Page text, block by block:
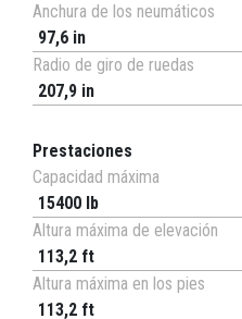
Anchura de los neumáticos
97,6 in
Radio de giro de ruedas
207,9 in
Prestaciones
Capacidad máxima
15400 lb
Altura máxima de elevación
113,2 ft
Altura máxima en los pies
113,2 ft